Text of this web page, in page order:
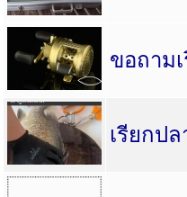
ขอถาม
เรียกป